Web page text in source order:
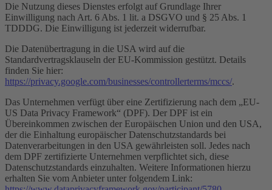
Die Nutzung dieses Dienstes erfolgt auf Grundlage Ihrer
Einwilligung nach Art. 6 Abs. 1 lit. a DSGVO und § 25 Abs. 1
TDDDG. Die Einwilligung ist jederzeit widerrufbar.
Die Datenübertragung in die USA wird auf die
Standardvertragsklauseln der EU-Kommission gestützt. Details
finden Sie hier:
https://privacy.google.com/businesses/controllerterms/mccs/.
Das Unternehmen verfügt über eine Zertifizierung nach dem „EU-
US Data Privacy Framework“ (DPF). Der DPF ist ein
Übereinkommen zwischen der Europäischen Union und den USA,
der die Einhaltung europäischer Datenschutzstandards bei
Datenverarbeitungen in den USA gewährleisten soll. Jedes nach
dem DPF zertifizierte Unternehmen verpflichtet sich, diese
Datenschutzstandards einzuhalten. Weitere Informationen hierzu
erhalten Sie vom Anbieter unter folgendem Link: